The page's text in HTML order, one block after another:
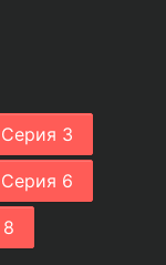
Серия 3
Серия 6